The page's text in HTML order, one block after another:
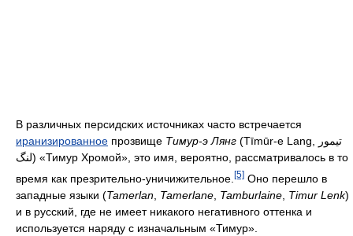
В различных персидских источниках часто встречается
иранизированное прозвище Тимур-э Лянг (Tīmūr-e Lang, تیمور
لنگ) «Тимур Хромой», это имя, вероятно, рассматривалось в то
время как презрительно-уничижительное. [5] Оно перешло в
западные языки (Tamerlan Tamerlane Tamburlaine Timur Lenk)
и в русский, где не имеет никакого негативного оттенка и
используется наряду с изначальным «Тимур».